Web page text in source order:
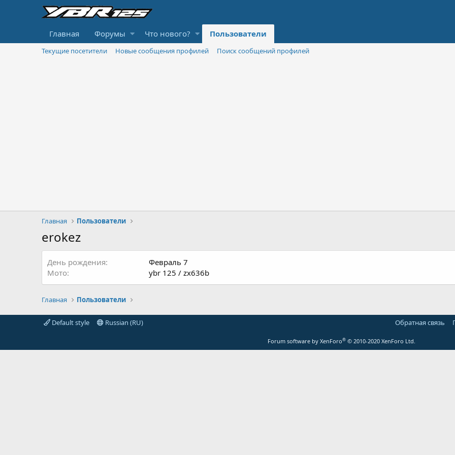
Главная Форумы Что нового? Пользователи
Текущие посетители Новые сообщения профилей Поиск сообщений профилей
Главная Пользователи
erokez
День рождения
Февраль 7
Мото
ybr 125 / zx636b
Главная Пользователи
Default style Russian (RU) Обратная связь
Forum software by XenForo® © 2010-2020 XenForo Ltd.